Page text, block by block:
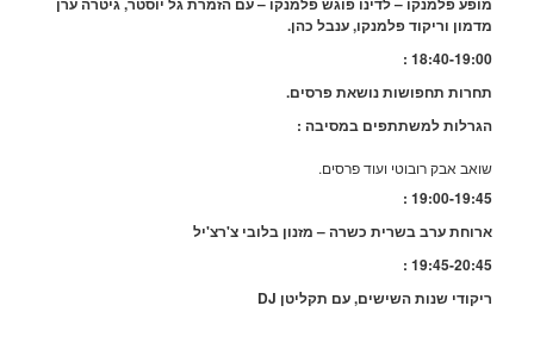
וריקוד פלמנקו, ענבל כהן.
18:40-
תחפושות נושאת פרסים.
למשתתפים במסיבה :
אבק רובוטי ועוד פרסים.
19:00-
ערב בשרית כשרה – מזנון בלובי צ'רצ'יל
19:45-
שנות השישים, עם תקליטן DJ